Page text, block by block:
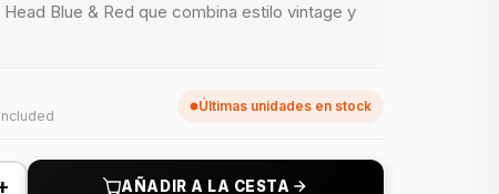
Blue & Red que combina estilo vintage y
Últimas unidades en stock
AÑADIR A LA CESTA